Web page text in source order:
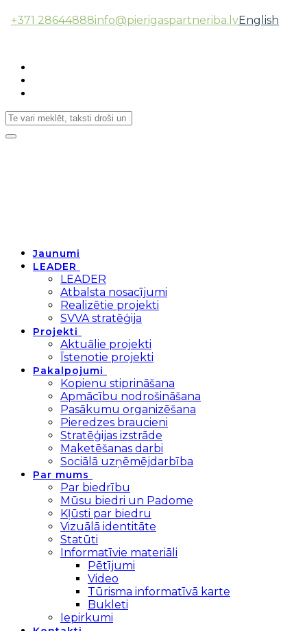
+371 28644888info@pierigaspartneriba.lvEnglish
Toggle
Jaunumi
LEADER
LEADER
Atbalsta nosacījumi
Realizētie projekti
SVVA stratēģija
Projekti
Aktuālie projekti
Īstenotie projekti
Pakalpojumi
Kopienu stiprināšana
Apmācību nodrošināšana
Pasākumu organizēšana
Pieredzes braucieni
Stratēģijas izstrāde
Maketēšanas darbi
Sociālā uzņēmējdarbība
Par mums
Par biedrību
Mūsu biedri un Padome
Kļūsti par biedru
Vizuālā identitāte
Statūti
Informatīvie materiāli
Pētījumi
Video
Tūrisma informatīvā karte
Bukleti
Iepirkumi